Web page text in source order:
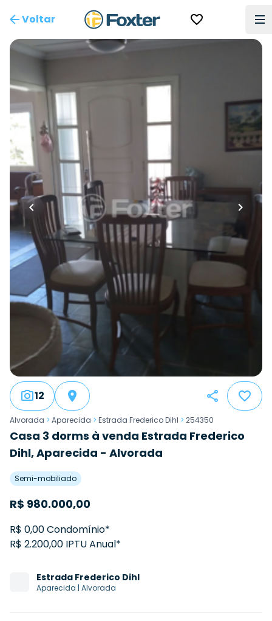
Voltar
12
Alvorada > Aparecida > Estrada Frederico Dihl > 254350
Casa 3 dorms à venda Estrada Frederico
Dihl, Aparecida - Alvorada
Semi-mobiliado
R$ 980.000,00
R$ 0,00 Condomínio*
R$ 2.200,00 IPTU Anual*
Estrada Frederico Dihl
Aparecida | Alvorada